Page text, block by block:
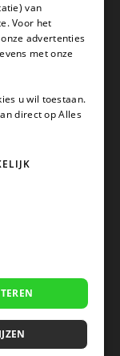
Btw:
van
Voor het
advertenties
met onze
u wil toestaan.
direct op Alles